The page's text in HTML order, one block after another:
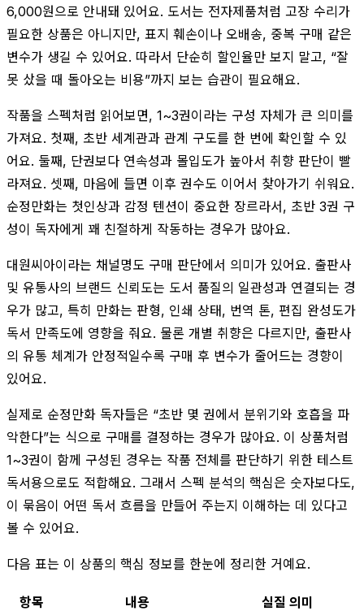
6,000원으로 안내돼 있어요. 도서는 전자제품처럼 고장 수리가
필요한 상품은 아니지만, 표지 훼손이나 오배송, 중복 구매 같은
변수가 생길 수 있어요. 따라서 단순히 할인율만 보지 말고, “잘
못 샀을 때 돌아오는 비용”까지 보는 습관이 필요해요.
작품을 스펙처럼 읽어보면, 1~3권이라는 구성 자체가 큰 의미를
가져요. 첫째, 초반 세계관과 관계 구도를 한 번에 확인할 수 있
어요. 둘째, 단권보다 연속성과 몰입도가 높아서 취향 판단이 빨
라져요. 셋째, 마음에 들면 이후 권수도 이어서 찾아가기 쉬워요.
순정만화는 첫인상과 감정 텐션이 중요한 장르라서, 초반 3권 구
성이 독자에게 꽤 친절하게 작동하는 경우가 많아요.
대원씨아이라는 채널명도 구매 판단에서 의미가 있어요. 출판사
및 유통사의 브랜드 신뢰도는 도서 품질의 일관성과 연결되는 경
우가 많고, 특히 만화는 판형, 인쇄 상태, 번역 톤, 편집 완성도가
독서 만족도에 영향을 줘요. 물론 개별 취향은 다르지만, 출판사
의 유통 체계가 안정적일수록 구매 후 변수가 줄어드는 경향이
있어요.
실제로 순정만화 독자들은 “초반 몇 권에서 분위기와 호흡을 파
악한다”는 식으로 구매를 결정하는 경우가 많아요. 이 상품처럼
1~3권이 함께 구성된 경우는 작품 전체를 판단하기 위한 테스트
독서용으로도 적합해요. 그래서 스펙 분석의 핵심은 숫자보다도,
이 묶음이 어떤 독서 흐름을 만들어 주는지 이해하는 데 있다고
볼 수 있어요.
다음 표는 이 상품의 핵심 정보를 한눈에 정리한 거예요.
항목 내용 실질 의미